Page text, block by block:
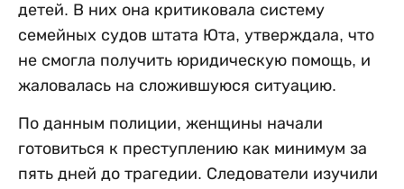
детей. В них она критиковала систему
семейных судов штата Юта, утверждала, что
не смогла получить юридическую помощь, и
жаловалась на сложившуюся ситуацию.
По данным полиции, женщины начали
готовиться к преступлению как минимум за
пять дней до трагедии. Следователи изучили